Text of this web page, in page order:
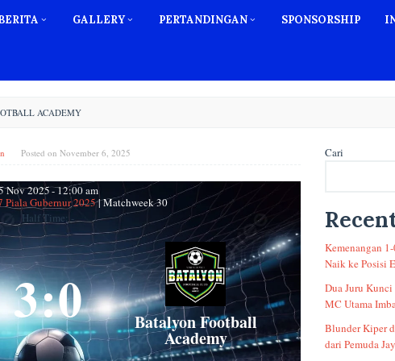
GALLERY PERTANDINGAN SPONSORSHIP
ACADEMY
Posted on November 6, 2025
Nov 2025-12:00 am
Piala Gubernur 2025| Matchweek 30
Half Time: -
3:0 Batalyon Football
Academy
Cari
Kemenangan
Naik ke Posisi
Dua Juru
MC Utama
Blunder Kiper
dari Pemuda